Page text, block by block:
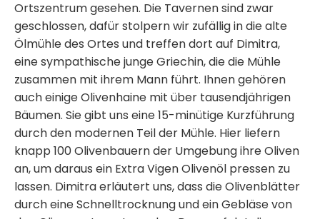
Ortszentrum gesehen. Die Tavernen sind zwar
geschlossen, dafür stolpern wir zufällig in die alte
Ölmühle des Ortes und treffen dort auf Dimitra,
eine sympathische junge Griechin, die die Mühle
zusammen mit ihrem Mann führt. Ihnen gehören
auch einige Olivenhaine mit über tausendjährigen
Bäumen. Sie gibt uns eine 15-minütige Kurzführung
durch den modernen Teil der Mühle. Hier liefern
knapp 100 Olivenbauern der Umgebung ihre Oliven
an, um daraus ein Extra Vigen Olivenöl pressen zu
lassen. Dimitra erläutert uns, dass die Olivenblätter
durch eine Schnelltrocknung und ein Gebläse von